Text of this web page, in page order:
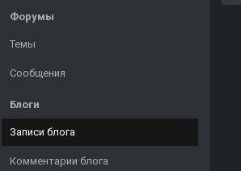
Форумы
Темы
Сообщения
Блоги
Записи блога
Комментарии блога